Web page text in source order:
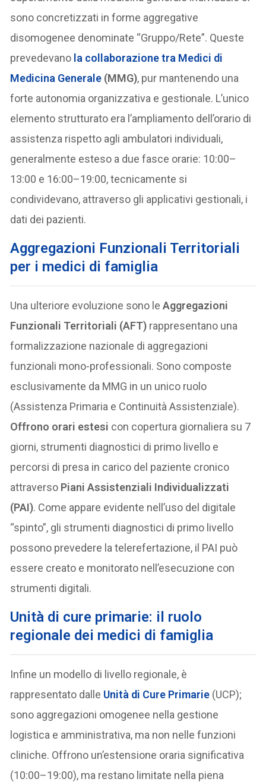
sono concretizzati in forme aggregative
disomogenee denominate “Gruppo/Rete”. Queste
prevedevano la collaborazione tra Medici di
Medicina Generale (MMG), pur mantenendo una
forte autonomia organizzativa e gestionale. L’unico
elemento strutturato era l’ampliamento dell’orario di
assistenza rispetto agli ambulatori individuali,
generalmente esteso a due fasce orarie: 10:00–
13:00 e 16:00–19:00, tecnicamente si
condividevano, attraverso gli applicativi gestionali, i
dati dei pazienti.
Aggregazioni Funzionali Territoriali
per i medici di famiglia
Una ulteriore evoluzione sono leAggregazioni
Funzionali Territoriali (AFT) rappresentano una
formalizzazione nazionale di aggregazioni
funzionali mono-professionali. Sono composte
esclusivamente da MMG in un unico ruolo
(Assistenza Primaria e Continuità Assistenziale).
Offrono orari estesi con copertura giornaliera su 7
giorni, strumenti diagnostici di primo livello e
percorsi di presa in carico del paziente cronico
attraverso Piani Assistenziali Individualizzati
(PAI). Come appare evidente nell’uso del digitale
“spinto”, gli strumenti diagnostici di primo livello
possono prevedere la telerefertazione, il PAI può
essere creato e monitorato nell’esecuzione con
strumenti digitali.
Unità di cure primarie: il ruolo
regionale dei medici di famiglia
Infine un modello di livello regionale, è
rappresentato dalle Unità di Cure Primarie (UCP);
sono aggregazioni omogenee nella gestione
logistica e amministrativa, ma non nelle funzioni
cliniche. Offrono un’estensione oraria significativa
(10:00–19:00), ma restano limitate nella piena